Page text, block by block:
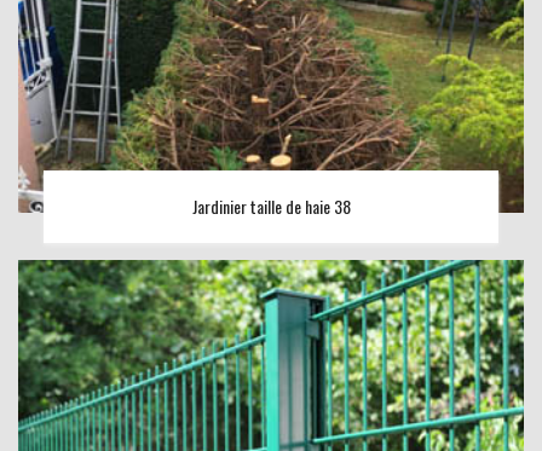
Jardinier taille de haie 38